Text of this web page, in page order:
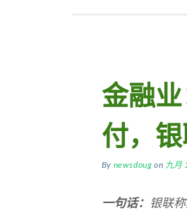
金融
付，
By newsdoug on 九月
一句话： 银联